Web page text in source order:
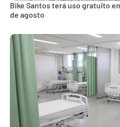
Bike Santos terá uso gratuito
de agosto